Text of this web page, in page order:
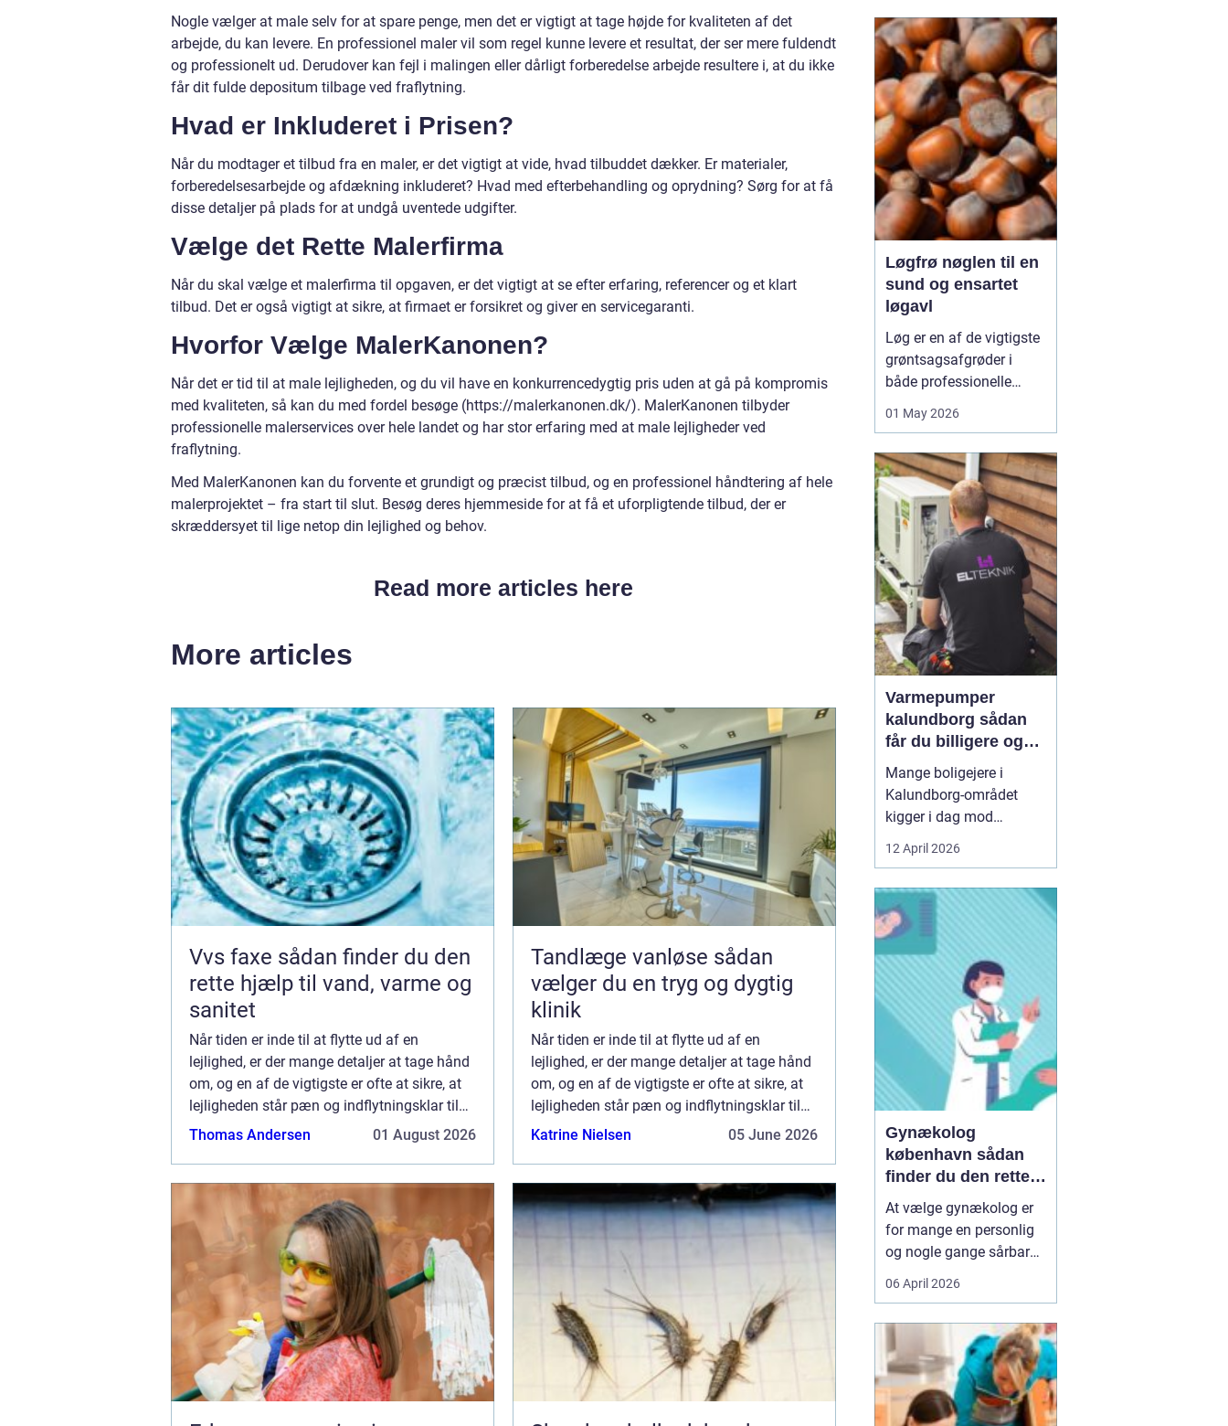
Nogle vælger at male selv for at spare penge, men det er vigtigt at tage højde for kvaliteten af det
arbejde, du kan levere. En professionel maler vil som regel kunne levere et resultat, der ser mere fuldendt
og professionelt ud. Derudover kan fejl i malingen eller dårligt forberedelse arbejde resultere i, at du ikke
får dit fulde depositum tilbage ved fraflytning.
Hvad er Inkluderet i Prisen?
Når du modtager et tilbud fra en maler, er det vigtigt at vide, hvad tilbuddet dækker. Er materialer,
forberedelsesarbejde og afdækning inkluderet? Hvad med efterbehandling og oprydning? Sørg for at få
disse detaljer på plads for at undgå uventede udgifter.
Vælge det Rette Malerfirma
Når du skal vælge et malerfirma til opgaven, er det vigtigt at se efter erfaring, referencer og et klart
tilbud. Det er også vigtigt at sikre, at firmaet er forsikret og giver en servicegaranti.
Hvorfor Vælge MalerKanonen?
Når det er tid til at male lejligheden, og du vil have en konkurrencedygtig pris uden at gå på kompromis
med kvaliteten, så kan du med fordel besøge (https://malerkanonen.dk/). MalerKanonen tilbyder
professionelle malerservices over hele landet og har stor erfaring med at male lejligheder ved
fraflytning.
Med MalerKanonen kan du forvente et grundigt og præcist tilbud, og en professionel håndtering af hele
malerprojektet – fra start til slut. Besøg deres hjemmeside for at få et uforpligtende tilbud, der er
skræddersyet til lige netop din lejlighed og behov.
Read more articles here
More articles
Vvs faxe sådan finder du den
rette hjælp til vand, varme og
sanitet
Når tiden er inde til at flytte ud af en
lejlighed, er der mange detaljer at tage hånd
om, og en af de vigtigste er ofte at sikre, at
lejligheden står pæn og indflytningsklar til
de næste beboere. En af de opgaver, der kan
Thomas Andersen 01 August 2026
Tandlæge vanløse sådan
vælger du en tryg og dygtig
klinik
Når tiden er inde til at flytte ud af en
lejlighed, er der mange detaljer at tage hånd
om, og en af de vigtigste er ofte at sikre, at
lejligheden står pæn og indflytningsklar til
de næste beboere. En af de opgaver, der kan
Katrine Nielsen 05 June 2026
dukker ofte op i nye
boliger, renoverede
lejligheder og
parcelhuse, hvor de
langsomt breder sig fra
rum til rum. Mang...
Løgfrø nøglen til en
sund og ensartet
løgavl
Løg er en af de vigtigste
grøntsagsafgrøder i
både professionelle
landbrugsproduktioner.
starter med kvaliteten af
Løgfrø, og små forskelle
i frøets sundhed,
sortsege...
01 May 2026
Varmepumper
kalundborg sådan
får du billigere og
mere bæredygtig
varme
Mange boligejere i
Kalundborg-området
kigger i dag mod
varmepumper som en
vej til lavere
behageligt indeklima.
Priserne på energi
svinger, kravene til CO2-
reduktion stiger, og
gamle elradiatorer, olie-
og pillefyr bliver både ...
12 April 2026
Gynækolog
københavn sådan
finder du den rette
specialist
At vælge gynækolog er
for mange en personlig
og nogle gange sårbar
beslutning. Man skal
både føle sig tryg, hørt
storby som København
kan det være svært at
danne sig overblik over
de mange muligheder,
06 April 2026